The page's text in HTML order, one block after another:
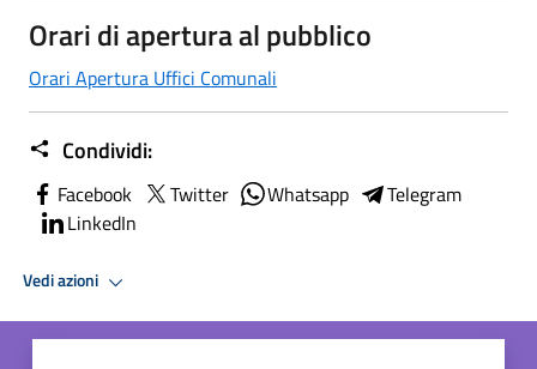
Orari di apertura al pubblico
Orari Apertura Uffici Comunali
Condividi:
Facebook Twitter Whatsapp
Telegram
LinkedIn
Vedi azioni